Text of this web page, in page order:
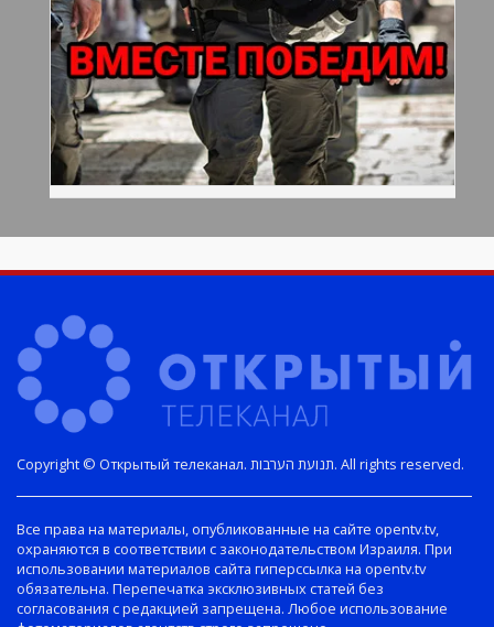
Copyright © Открытый телеканал. תנועת הערבות. All rights reserved.
Все права на материалы, опубликованные на сайте opentv.tv,
охраняются в соответствии с законодательством Израиля. При
использовании материалов сайта гиперссылка на opentv.tv
обязательна. Перепечатка эксклюзивных статей без
согласования с редакцией запрещена. Любое использование